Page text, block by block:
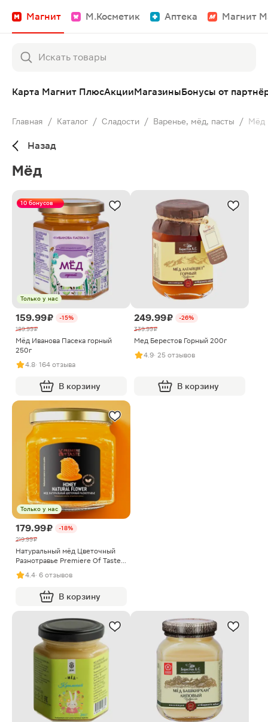
Магнит М.Косметик Аптека Магнит
Карта Магнит ПлюсАкцииМагазиныБонусы от
Главная / Каталог / Сладости / Варенье, мёд, пасты / Мёд
Назад
Мёд
10 бонусов
Только у нас
159.99 ₽
-15%
189.99 ₽
Мёд Иванова Пасека горный
250г
4.8· 164 отзыва
В корзину
249.99 ₽
-26%
339.99 ₽
Мед Берестов Горный 200г
4.9· 25 отзывов
В корзину
Только у нас
179.99 ₽
-18%
219.99 ₽
Натуральный мёд Цветочный
Разнотравье Premiere Of Taste
320г
4.4· 6 отзывов
В корзину